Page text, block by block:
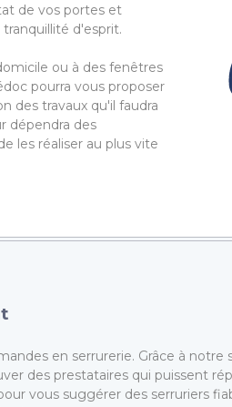
de vos portes et
d'esprit.
ou à des fenêtres
pourra vous proposer
des travaux qu'il faudra
dépendra des
les réaliser au plus vite
en serrurerie. Grâce à notre
des prestataires qui puissent
vous suggérer des serruriers